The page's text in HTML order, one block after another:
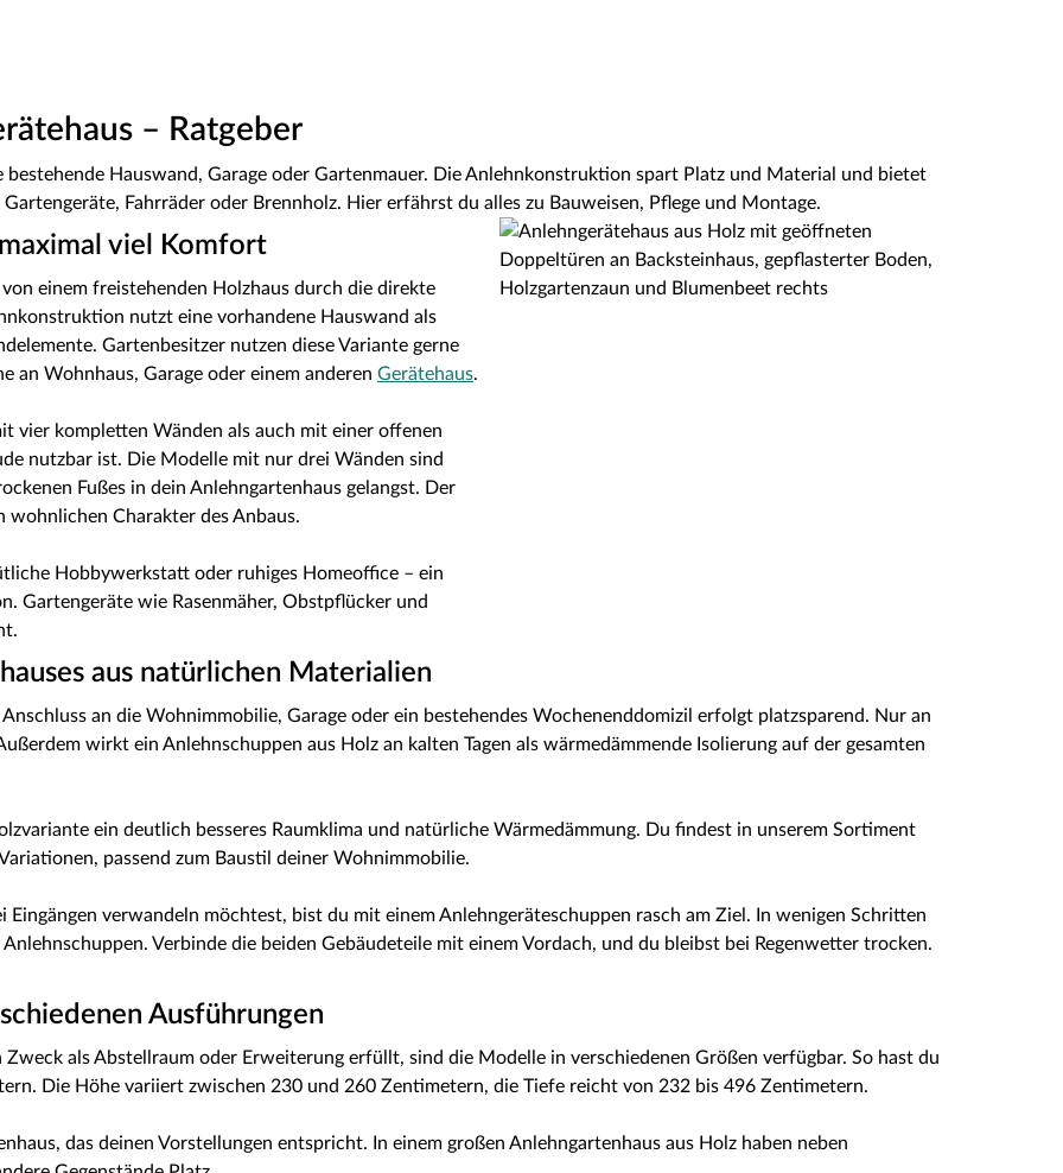
– Ratgeber
Hauswand, Garage oder Gartenmauer. Die Anlehnkonstruktion spart Platz und Material und bietet
Fahrräder oder Brennholz. Hier erfährst du alles zu Bauweisen, Pflege und Montage.
viel Komfort
einem freistehenden Holzhaus durch die direkte
nutzt eine vorhandene Hauswand als
Gartenbesitzer nutzen diese Variante gerne
an Wohnhaus, Garage oder einem anderen Gerätehaus.
vier kompletten Wänden als auch mit einer offenen
nutzbar ist. Die Modelle mit nur drei Wänden sind
Fußes in dein Anlehngartenhaus gelangst. Der
wohnlichen Charakter des Anbaus.
Hobbywerkstatt oder ruhiges Homeoffice – ein
Gartengeräte wie Rasenmäher, Obstpflücker und
aus natürlichen Materialien
an die Wohnimmobilie, Garage oder ein bestehendes Wochenenddomizil erfolgt platzsparend. Nur an
wirkt ein Anlehnschuppen aus Holz an kalten Tagen als wärmedämmende Isolierung auf der gesamten
ein deutlich besseres Raumklima und natürliche Wärmedämmung. Du findest in unserem Sortiment
passend zum Baustil deiner Wohnimmobilie.
verwandeln möchtest, bist du mit einem Anlehngeräteschuppen rasch am Ziel. In wenigen Schritten
Verbinde die beiden Gebäudeteile mit einem Vordach, und du bleibst bei Regenwetter trocken.
Ausführungen
als Abstellraum oder Erweiterung erfüllt, sind die Modelle in verschiedenen Größen verfügbar. So hast du
Die Höhe variiert zwischen 230 und 260 Zentimetern, die Tiefe reicht von 232 bis 496 Zentimetern.
das deinen Vorstellungen entspricht. In einem großen Anlehngartenhaus aus Holz haben neben